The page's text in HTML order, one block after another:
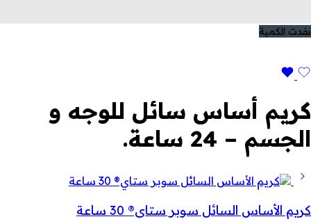
نفدت الكمية
كريم أساس سائل للوجه و
الجسم – 24 ساعة.
كريم الأساس السائل سوبر ستاي® 30 ساعة